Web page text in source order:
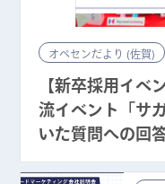
オペセンだより (佐賀)
【新卒採用イベ
流イベント「サ
いた質問への回